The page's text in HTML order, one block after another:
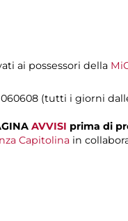
ai possessori della
(tutti i giorni
AVVISI prima di
Capitolina in